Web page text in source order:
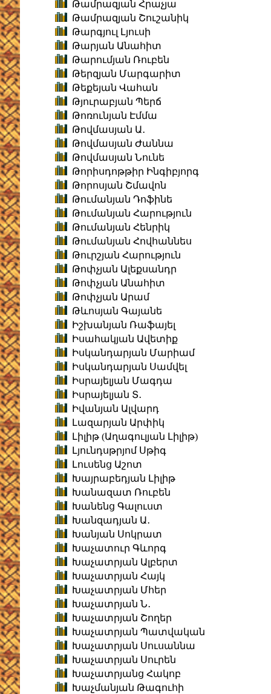
Թամրազյան Հրաչյա
Թամրազյան Շուշանիկ
Թարգյուլ Լյուսի
Թարյան Անահիտ
Թարումյան Ռուբեն
Թերզյան Մարգարիտ
Թեքեյան Վահան
Թյուրաբյան Պերճ
Թոռունյան Էմմա
Թովմասյան Ա․
Թովմասյան Ժաննա
Թովմասյան Նունե
Թորիսդոթթիր Ինգիբյորգ
Թորոսյան Շմավոն
Թումանյան Դոֆինե
Թումանյան Հարություն
Թումանյան Հենրիկ
Թումանյան Հովհաննես
Թուրշյան Հարություն
Թոփչյան Ալեքսանդր
Թոփչյան Անահիտ
Թոփչյան Արամ
Թևոսյան Գայանե
Իշխանյան Ռաֆայել
Իսահակյան Ավետիք
Իսկանդարյան Մարիամ
Իսկանդարյան Սամվել
Իսրայելյան Մագդա
Իսրայելյան Տ․
Իվանյան Ալվարդ
Լազարյան Արփիկ
Լիլիթ (Աղագուլյան Լիլիթ)
Լյունդսթրյոմ Սթիգ
Լուսենց Աշոտ
Խայրաբեդյան Լիլիթ
Խանազատ Ռուբեն
Խանենց Գալուստ
Խանզադյան Ա․
Խանյան Սոկրատ
Խաչատուր Գևորգ
Խաչատրյան Ալբերտ
Խաչատրյան Հայկ
Խաչատրյան Մհեր
Խաչատրյան Ն․
Խաչատրյան Շողեր
Խաչատրյան Պատվական
Խաչատրյան Սուսաննա
Խաչատրյան Սուրեն
Խաչատրյանց Հակոբ
Խաչմանյան Թագուհի